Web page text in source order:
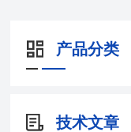
产品分类
技术文章